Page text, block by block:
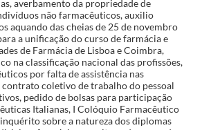
averbamento da propriedade de
não farmacêuticos, auxilio
aquando das cheias de 25 de novembro
a unificação do curso de farmácia e
de Farmácia de Lisboa e Coimbra,
na classificação nacional das profissões,
por falta de assistência nas
coletivo de trabalho do pessoal
pedido de bolsas para participação
Italianas, I Colóquio Farmacêutico
sobre a natureza dos diplomas